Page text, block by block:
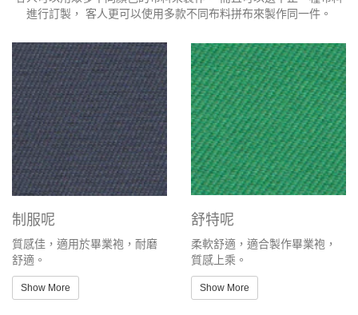
進行訂製， 客人更可以使用多款不同布料拼布來製作同一件。
制服呢
質感佳，適用於畢業袍，耐磨
舒適。
Show More
舒特呢
柔軟舒適，適合製作畢業袍，
質感上乘。
Show More